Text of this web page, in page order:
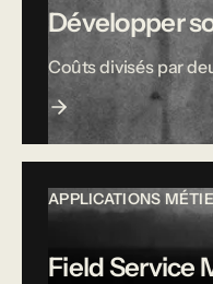
Développer
Coûts divisés par
APPLICATIONS
Field Service